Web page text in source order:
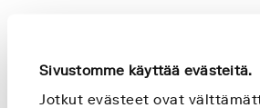
Sivustomme käyttää evästeitä.
Jotkut evästeet ovat
(8): Volyymi: 2 611 Yksikköhinta: